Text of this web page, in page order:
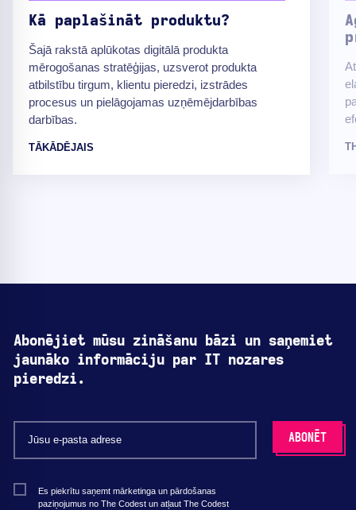
Kā paplašināt produktu?
Šajā rakstā aplūkotas digitālā produkta
mērogošanas stratēģijas, uzsverot produkta
atbilstību tirgum, klientu pieredzi, izstrādes
procesus un pielāgojamas uzņēmējdarbības
darbības.
TĀKĀDĒJAIS
Abonējiet mūsu zināšanu bāzi un saņemiet
jaunāko informāciju par IT nozares
pieredzi.
Es piekrītu saņemt mārketinga un pārdošanas
paziņojumus no The Codest un atļaut The Codest